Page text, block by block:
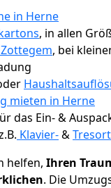
in Herne
, in allen
, bei
mieten in Herne
das Ein- &
Klavier-&
helfen, Ihren
. Die